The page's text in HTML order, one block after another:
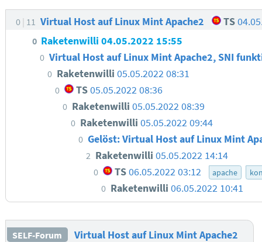
0 11 Virtual Host auf Linux Mint Apache2 TS
0 Raketenwilli04.05.2022 15:55
0 Virtual Host auf Linux Mint Apache2, SNI
0 Raketenwilli 05.05.2022 08:31
0 TS05.05.2022 08:36
0 Raketenwilli05.05.2022 08:39
0 Raketenwilli 05.05.2022 09:44
0 Gelöst: Virtual Host auf Linux Mint
2 Raketenwilli 05.05.2022 14:14
0 TS06.05.2022 03:12 apache
0 Raketenwilli06.05.2022 10:41
SELF-Forum
Virtual Host auf Linux Mint Apache2